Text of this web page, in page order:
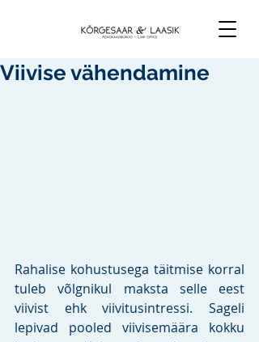
Viivise vähendamine
Rahalise kohustusega täitmise korral
tuleb võlgnikul maksta selle eest
viivist ehk viivitusintressi. Sageli
lepivad pooled viivisemäära kokku